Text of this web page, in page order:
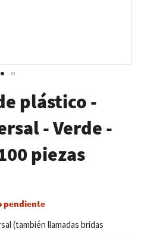
plástico -
- Verde -
piezas
pendiente
(también llamadas bridas